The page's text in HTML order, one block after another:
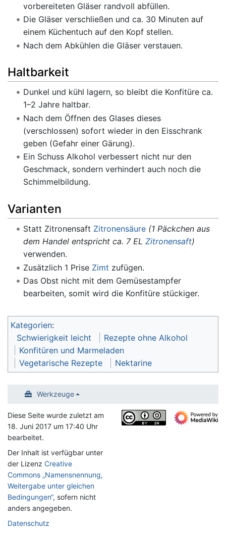
vorbereiteten Gläser randvoll abfüllen.
Die Gläser verschließen und ca. 30 Minuten auf
einem Küchentuch auf den Kopf stellen.
Nach dem Abkühlen die Gläser verstauen.
Haltbarkeit
Dunkel und kühl lagern, so bleibt die Konfitüre ca.
1–2 Jahre haltbar.
Nach dem Öffnen des Glases dieses
(verschlossen) sofort wieder in den Eisschrank
geben (Gefahr einer Gärung).
Ein Schuss Alkohol verbessert nicht nur den
Geschmack, sondern verhindert auch noch die
Schimmelbildung.
Varianten
Statt Zitronensaft Zitronensäure (1 Päckchen aus
dem Handel entspricht ca. 7 EL Zitronensaft)
verwenden.
Zusätzlich 1 Prise Zimt zufügen.
Das Obst nicht mit dem Gemüsestampfer
bearbeiten, somit wird die Konfitüre stückiger.
Kategorien:
Schwierigkeit leicht
Rezepte ohne Alkohol
Konfitüren und Marmeladen
Vegetarische Rezepte
Nektarine
Werkzeuge
Diese Seite wurde zuletzt am
18. Juni 2017 um 17:40 Uhr
bearbeitet.
Der Inhalt ist verfügbar unter
der Lizenz Creative
Commons „Namensnennung,
Weitergabe unter gleichen
Bedingungen“, sofern nicht
anders angegeben.
Datenschutz